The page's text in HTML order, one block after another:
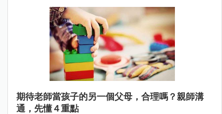
期待老師當孩子的另一個父母，合理嗎？親師溝
通，先懂４重點